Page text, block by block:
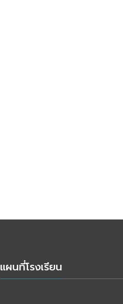
แผนที่โรงเรียน